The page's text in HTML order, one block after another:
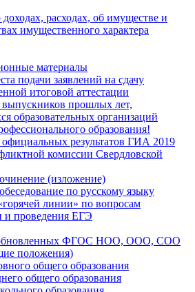
расходах, об имуществе и
имущественного характера
материалы
подачи заявлений на сдачу
итоговой аттестации
прошлых лет,
образовательных организаций
образования!
результатов ГИА 2019
комиссии Свердловской
(изложение)
по русскому языку
линии» по вопросам
и проведения ЕГЭ
ФГОС НОО, ООО, СОО
положения)
общего образования
общего образования